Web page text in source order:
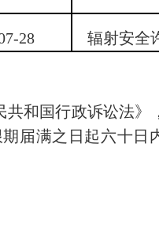
28 辐射安全
和国行政诉讼法》
届满之日起六十日